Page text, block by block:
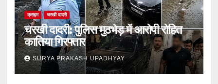
क्राइम चरखी दादरी
चरखी दादरी: पुलिस मुठभेड़ में आरोपी रोहित
कातिया गिरफ्तार
SURYA PRAKASH UPADHYAY